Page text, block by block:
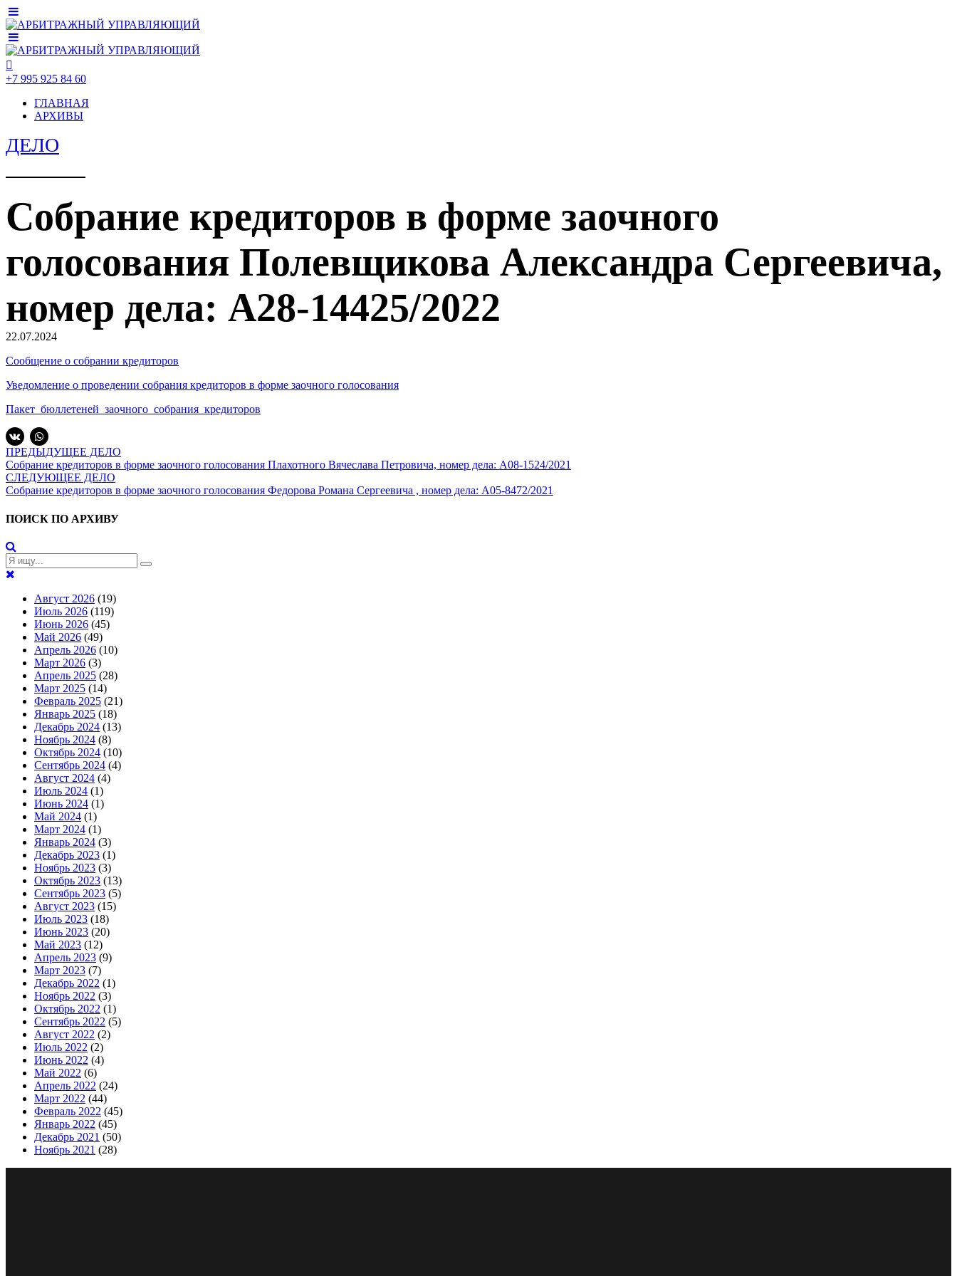
+7 995 925 84 60
ГЛАВНАЯ
АРХИВЫ
ДЕЛО
Собрание кредиторов в форме заочного
голосования Полевщикова Александра Сергеевича,
номер дела: А28-14425/2022
22.07.2024
Сообщение о собрании кредиторов
Уведомление о проведении собрания кредиторов в форме заочного голосования
Пакет_бюллетеней_заочного_собрания_кредиторов
ПРЕДЫДУЩЕЕ ДЕЛО
Собрание кредиторов в форме заочного голосования Плахотного Вячеслава Петровича, номер дела: А08-1524/2021
СЛЕДУЮЩЕЕ ДЕЛО
Собрание кредиторов в форме заочного голосования Федорова Романа Сергеевича , номер дела: А05-8472/2021
ПОИСК ПО АРХИВУ
Август 2026 (19)
Июль 2026 (119)
Июнь 2026 (45)
Май 2026 (49)
Апрель 2026 (10)
Март 2026 (3)
Апрель 2025 (28)
Март 2025 (14)
Февраль 2025 (21)
Январь 2025 (18)
Декабрь 2024 (13)
Ноябрь 2024 (8)
Октябрь 2024 (10)
Сентябрь 2024 (4)
Август 2024 (4)
Июль 2024 (1)
Июнь 2024 (1)
Май 2024 (1)
Март 2024 (1)
Январь 2024 (3)
Декабрь 2023 (1)
Ноябрь 2023 (3)
Октябрь 2023 (13)
Сентябрь 2023 (5)
Август 2023 (15)
Июль 2023 (18)
Июнь 2023 (20)
Май 2023 (12)
Апрель 2023 (9)
Март 2023 (7)
Декабрь 2022 (1)
Ноябрь 2022 (3)
Октябрь 2022 (1)
Сентябрь 2022 (5)
Август 2022 (2)
Июль 2022 (2)
Июнь 2022 (4)
Май 2022 (6)
Апрель 2022 (24)
Март 2022 (44)
Февраль 2022 (45)
Январь 2022 (45)
Декабрь 2021 (50)
Ноябрь 2021 (28)